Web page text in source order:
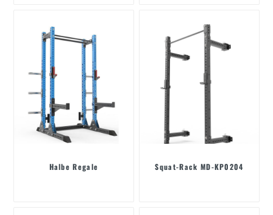
Halbe Regale Squat-Rack MD-KP0204